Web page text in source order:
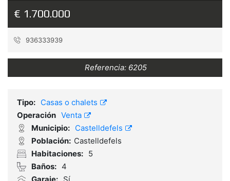
€ 1.700.000
936333939
Referencia: 6205
Tipo: Casas o chalets
Operación Venta
Municipio: Castelldefels
Población: Castelldefels
Habitaciones: 5
Baños: 4